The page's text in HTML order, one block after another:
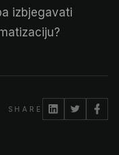
izbjegavati
SHARE